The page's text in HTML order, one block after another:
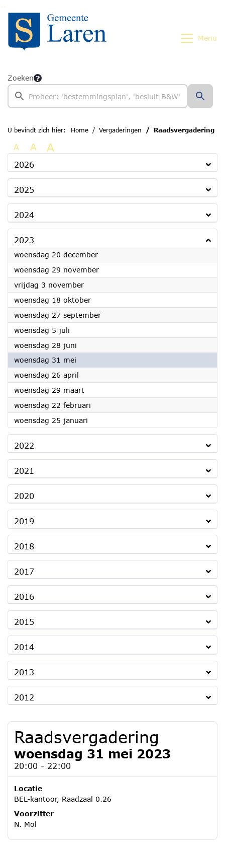
Ga naar de inhoud van deze pagina
Ga naar het zoeken
Ga naar het menu
Menu
Zoeken
U bevindt zich hier: Home Vergaderingen Raadsvergadering
A A A
2026
2025
2024
2023
woensdag 20 december2023
woensdag 29 november2023
vrijdag 3 november2023
woensdag 18 oktober2023
woensdag 27 september2023
woensdag 5 juli
woensdag 28 juni
woensdag 31 mei
woensdag 26 april
woensdag 29 maart2023
woensdag 22 februari
woensdag 25 januari
2022
2021
2020
2019
2018
2017
2016
2015
2014
2013
2012
Raadsvergadering
woensdag 31 mei 2023
20:00 - 22:00
Locatie
BEL-kantoor, Raadzaal 0.26
Voorzitter
N. Mol